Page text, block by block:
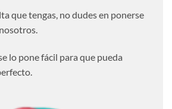
que tengas, no dudes en ponerse
lo pone fácil para que pueda